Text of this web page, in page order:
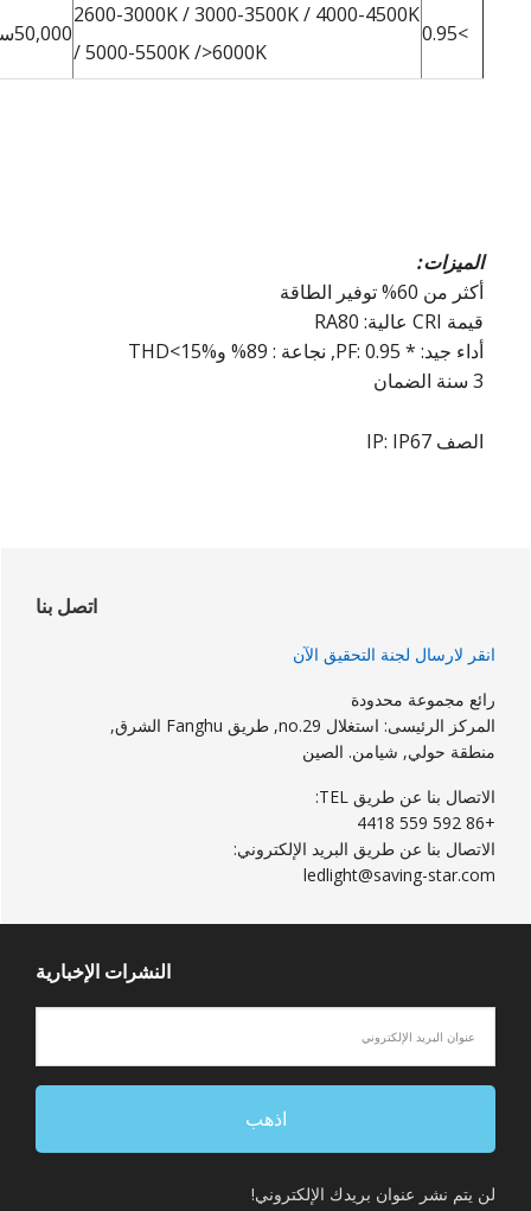
>0.95
2600-3000K / 3000-3500K / 4000-4500K
/ 5000-5500K />6000K
50,000ساعات
الميزات:
أكثر من 60% توفير الطاقة
قيمة CRI عالية: RA80
أداء جيد: * PF: 0.95, نجاعة : 89% وTHD<15%
3 سنة الضمان
الصف IP: IP67
الرئيسي
اتصل بنا
انقر لارسال لجنة التحقيق الآن
رائع مجموعة محدودة
المركز الرئيسى: استغلال no.29, طريق Fanghu الشرق,
منطقة حولي, شيامن. الصين
الاتصال بنا عن طريق TEL:
+86 592 559 4418
الاتصال بنا عن طريق البريد الإلكتروني:
ledlight@saving-star.com
النشرات الإخبارية
لن يتم نشر عنوان بريدك الإلكتروني!